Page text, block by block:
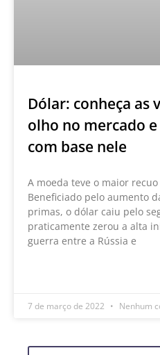
Dólar: conheça as
olho no mercado
com base nele
A moeda teve o maior
Beneficiado pelo aumento
primas, o dólar caiu pelo
praticamente zerou a alta
guerra entre a Rússia e
7 de março de 2022 Nenhum